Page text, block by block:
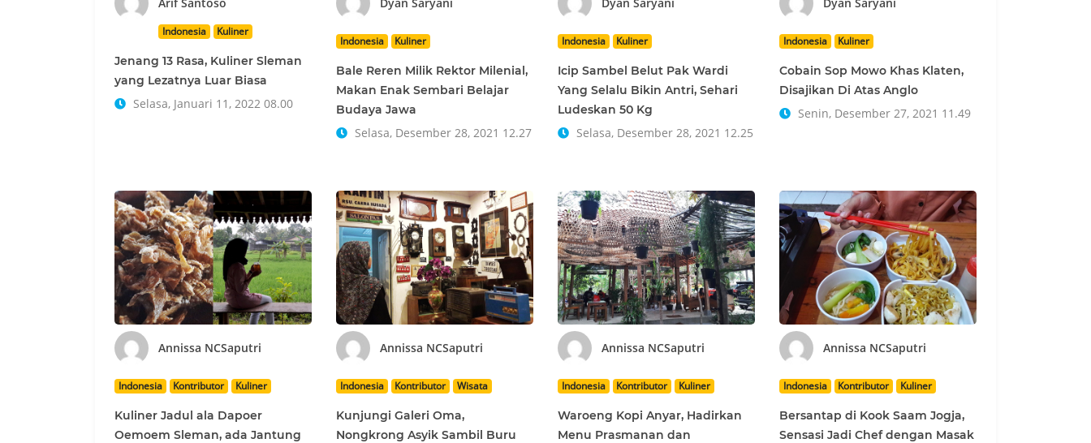
Indonesia Kuliner
Jenang 13 Rasa, Kuliner Sleman
yang Lezatnya Luar Biasa
Selasa, Januari 11, 2022 08.00
Indonesia Kuliner
Bale Reren Milik Rektor Milenial,
Makan Enak Sembari Belajar
Budaya Jawa
Selasa, Desember 28, 2021 12.27
Indonesia Kuliner
Icip Sambel Belut Pak Wardi
Yang Selalu Bikin Antri, Sehari
Ludeskan 50 Kg
Selasa, Desember 28, 2021 12.25
Indonesia Kuliner
Cobain Sop Mowo Khas Klaten,
Disajikan Di Atas Anglo
Senin, Desember 27, 2021 11.49
Annissa NCSaputri
Indonesia Kontributor Kuliner
Kuliner Jadul ala Dapoer
Oemoem Sleman, ada Jantung
Annissa NCSaputri
Indonesia Kontributor Wisata
Kunjungi Galeri Oma,
Nongkrong Asyik Sambil Buru
Annissa NCSaputri
Indonesia Kontributor Kuliner
Waroeng Kopi Anyar, Hadirkan
Menu Prasmanan dan
Annissa NCSaputri
Indonesia Kontributor Kuliner
Bersantap di Kook Saam Jogja,
Sensasi Jadi Chef dengan Masak